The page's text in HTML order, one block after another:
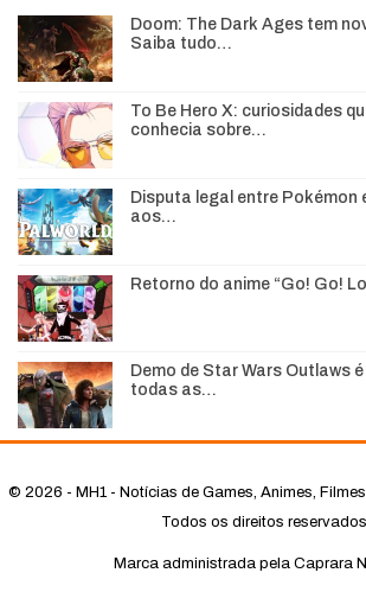
Doom: The Dark Ages tem
Saiba tudo…
To Be Hero X: curiosidades
conhecia sobre…
Disputa legal entre Pokémon
aos…
Retorno do anime “Go! Go!
Demo de Star Wars Outlaws
todas as…
© 2026 - MH1 - Notícias de Games, Animes,
Todos os direitos
Marca administrada pela Caprara